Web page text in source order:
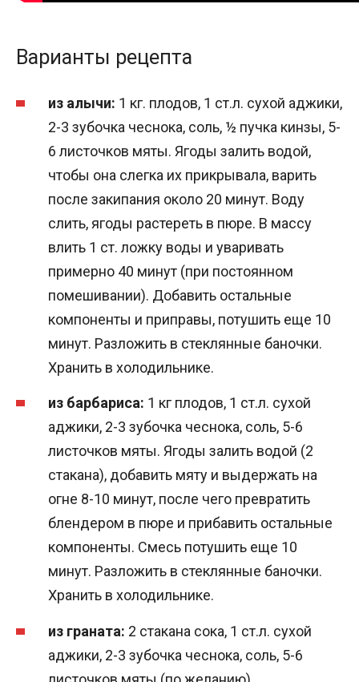
Варианты рецепта
из алычи: 1 кг. плодов, 1 ст.л. сухой аджики,
2-3 зубочка чеснока, соль, ½ пучка кинзы, 5-
6 листочков мяты. Ягоды залить водой,
чтобы она слегка их прикрывала, варить
после закипания около 20 минут. Воду
слить, ягоды растереть в пюре. В массу
влить 1 ст. ложку воды и уваривать
примерно 40 минут (при постоянном
помешивании). Добавить остальные
компоненты и приправы, потушить еще 10
минут. Разложить в стеклянные баночки.
Хранить в холодильнике.
из барбариса: 1 кг плодов, 1 ст.л. сухой
аджики, 2-3 зубочка чеснока, соль, 5-6
листочков мяты. Ягоды залить водой (2
стакана), добавить мяту и выдержать на
огне 8-10 минут, после чего превратить
блендером в пюре и прибавить остальные
компоненты. Смесь потушить еще 10
минут. Разложить в стеклянные баночки.
Хранить в холодильнике.
из граната: 2 стакана сока, 1 ст.л. сухой
аджики, 2-3 зубочка чеснока, соль, 5-6